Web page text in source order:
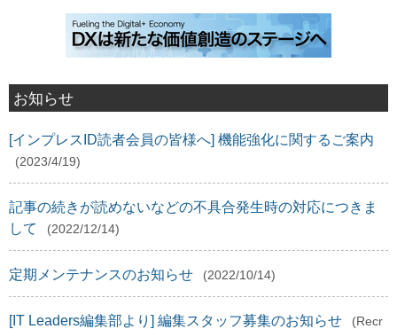
お知らせ
[インプレスID読者会員の皆様へ] 機能強化に関するご案内
(2023/4/19)
記事の続きが読めないなどの不具合発生時の対応につきま
して
(2022/12/14)
定期メンテナンスのお知らせ (2022/10/14)
[IT Leaders編集部より] 編集スタッフ募集のお知らせ
(Recr